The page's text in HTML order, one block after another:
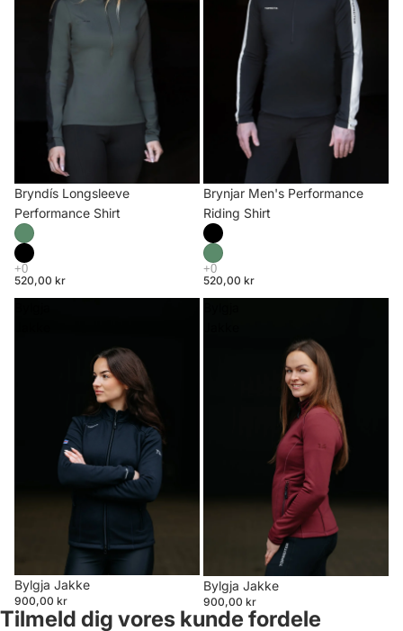
Bryndís Longsleeve
Performance Shirt
520,00 kr
Brynjar Men's Performance
Riding Shirt
520,00 kr
Bylgja Jakke
900,00 kr
Bylgja Jakke
900,00 kr
Tilmeld dig vores kunde fordele